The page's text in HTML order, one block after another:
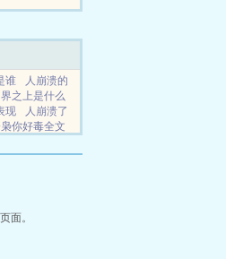
他...
谁
人崩溃的
之上是什么
现
人崩溃了
你好毒全文
的什么
平虹
小说
面。